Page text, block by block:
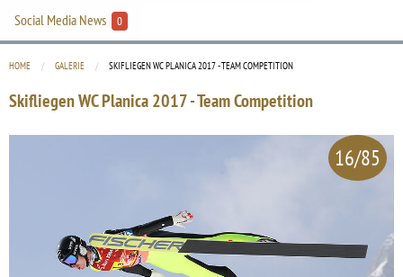
Social Media News
0
HOME GALERIE CURRENT:
SKIFLIEGEN WC PLANICA 2017 - TEAM COMPETITION
Skifliegen WC Planica 2017 - Team Competition
16/85